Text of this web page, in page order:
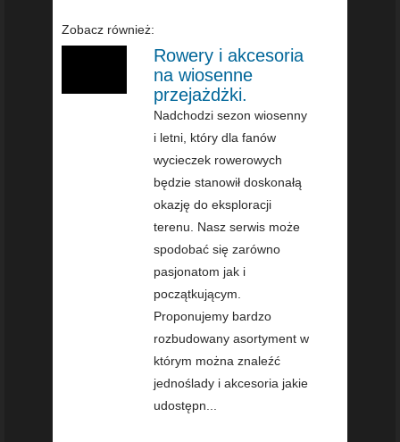
Zobacz również:
Rowery i akcesoria
na wiosenne
przejażdżki.
Nadchodzi sezon wiosenny
i letni, który dla fanów
wycieczek rowerowych
będzie stanowił doskonałą
okazję do eksploracji
terenu. Nasz serwis może
spodobać się zarówno
pasjonatom jak i
początkującym.
Proponujemy bardzo
rozbudowany asortyment w
którym można znaleźć
jednoślady i akcesoria jakie
udostępn...